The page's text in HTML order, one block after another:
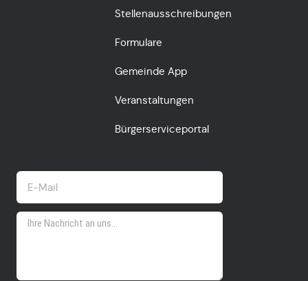
Stellenausschreibungen
Formulare
Gemeinde App
Veranstaltungen
Bürgerserviceportal